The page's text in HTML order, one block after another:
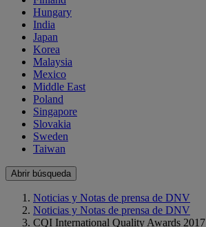
Hungary
India
Japan
Korea
Malaysia
Mexico
Middle East
Poland
Singapore
Slovakia
Sweden
Taiwan
Abrir búsqueda
Noticias y Notas de prensa de DNV
Noticias y Notas de prensa de DNV
CQI International Quality Awards 2017